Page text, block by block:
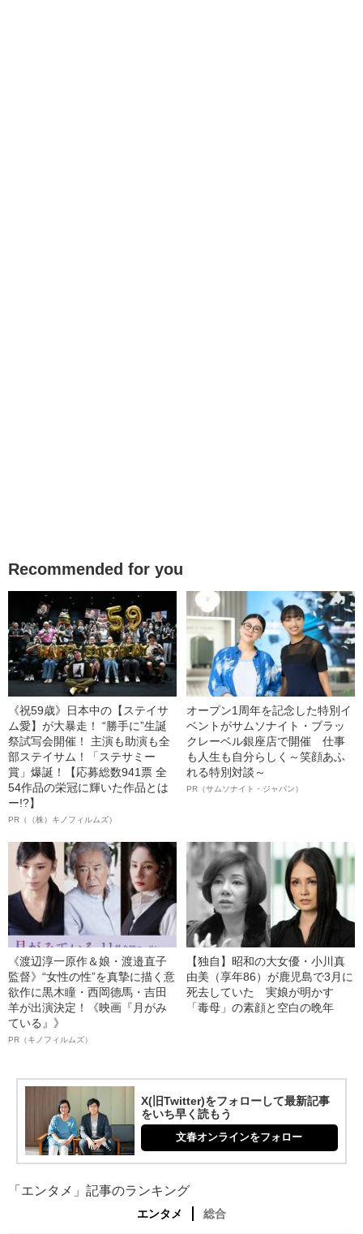
Recommended for you
《祝59歳》日本中の【ステイサ
ム愛】が大暴走！ “勝手に”生誕
祭試写会開催！ 主演も助演も全
部ステイサム！「ステサミー
賞」爆誕！【応募総数941票 全
54作品の栄冠に輝いた作品とは
ー!?】
PR（（株）キノフィルムズ）
オープン1周年を記念した特別イ
ベントがサムソナイト・ブラッ
クレーベル銀座店で開催 仕事
も人生も自分らしく～笑顔あふ
れる特別対談～
PR（サムソナイト・ジャパン）
《渡辺淳一原作＆娘・渡邉直子
監督》“女性の性”を真摯に描く意
欲作に黒木瞳・西岡德馬・吉田
羊が出演決定！《映画『月がみ
ている』》
PR（キノフィルムズ）
【独自】昭和の大女優・小川真
由美（享年86）が鹿児島で3月に
死去していた 実娘が明かす
「毒母」の素顔と空白の晩年
X(旧Twitter)をフォローして最新記事
をいち早く読もう
文春オンラインをフォロー
「エンタメ」記事のランキング
エンタメ 総合